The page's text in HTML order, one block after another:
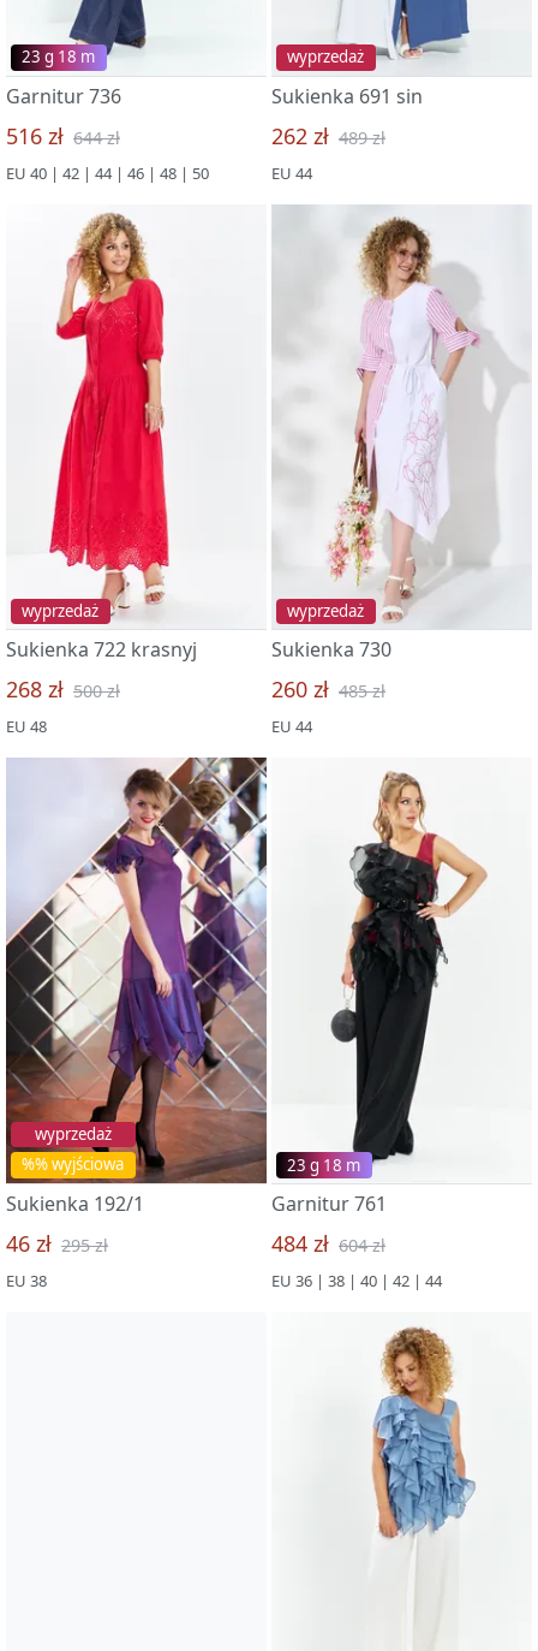
23 g 18 m
Garnitur 736
516 zł 644 zł
EU 40 | 42 | 44 | 46 | 48 | 50
wyprzedaż
Sukienka 691 sin
262 zł 489 zł
EU 44
wyprzedaż
Sukienka 722 krasnyj
268 zł 500 zł
EU 48
wyprzedaż
Sukienka 730
260 zł 485 zł
EU 44
%% wyjściowa
wyprzedaż
Sukienka 192/1
46 zł 295 zł
EU 38
23 g 18 m
Garnitur 761
484 zł 604 zł
EU 36 | 38 | 40 | 42 | 44